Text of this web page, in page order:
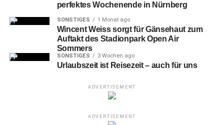
perfektes Wochenende in Nürnberg
SONSTIGES 1 Monat ago
Wincent Weiss sorgt für Gänsehaut zum
Auftakt des Stadionpark Open Air
Sommers
SONSTIGES 3 Wochen ago
Urlaubszeit ist Reisezeit – auch für uns
ADVERTISEMENT
ADVERTISEMENT